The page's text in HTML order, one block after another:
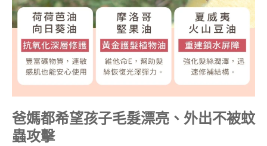
爸媽都希望孩子毛髮漂亮、外出不被蚊
蟲攻擊